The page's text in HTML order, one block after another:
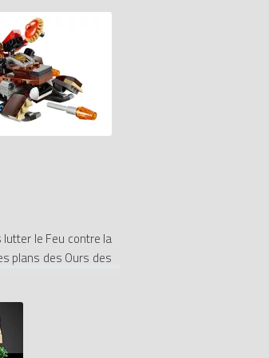
le Feu contre la
plans des Ours des
sur la moto de feu
et des doubles
des pinces bleu